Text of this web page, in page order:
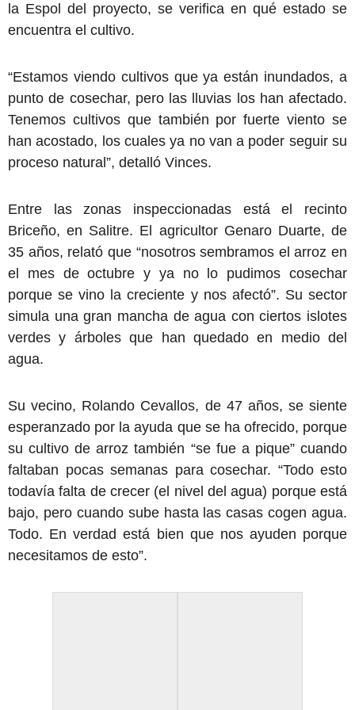
la Espol del proyecto, se verifica en qué estado se
encuentra el cultivo.
“Estamos viendo cultivos que ya están inundados, a
punto de cosechar, pero las lluvias los han afectado.
Tenemos cultivos que también por fuerte viento se
han acostado, los cuales ya no van a poder seguir su
proceso natural”, detalló Vinces.
Entre las zonas inspeccionadas está el recinto
Briceño, en Salitre. El agricultor Genaro Duarte, de
35 años, relató que “nosotros sembramos el arroz en
el mes de octubre y ya no lo pudimos cosechar
porque se vino la creciente y nos afectó”. Su sector
simula una gran mancha de agua con ciertos islotes
verdes y árboles que han quedado en medio del
agua.
Su vecino, Rolando Cevallos, de 47 años, se siente
esperanzado por la ayuda que se ha ofrecido, porque
su cultivo de arroz también “se fue a pique” cuando
faltaban pocas semanas para cosechar. “Todo esto
todavía falta de crecer (el nivel del agua) porque está
bajo, pero cuando sube hasta las casas cogen agua.
Todo. En verdad está bien que nos ayuden porque
necesitamos de esto”.